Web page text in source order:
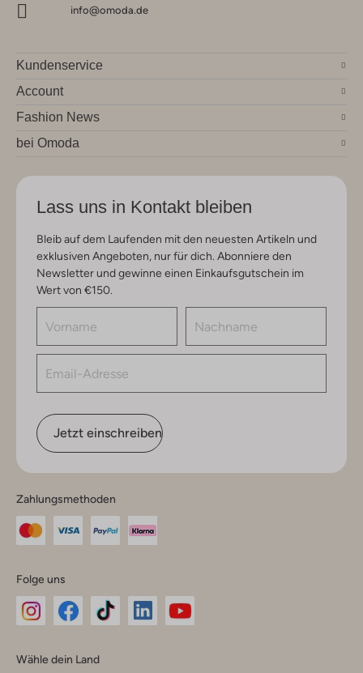
info@omoda.de
Kundenservice
Account
Fashion News
bei Omoda
Lass uns in Kontakt bleiben
Bleib auf dem Laufenden mit den neuesten Artikeln und
exklusiven Angeboten, nur für dich. Abonniere den
Newsletter und gewinne einen Einkaufsgutschein im
Wert von €150.
Jetzt einschreiben
Zahlungsmethoden
Folge uns
Instagram
Facebook
TikTok
Wähle dein Land